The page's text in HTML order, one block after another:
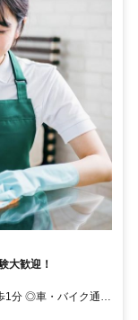
大歓迎！
1分 ◎車・バイク通勤